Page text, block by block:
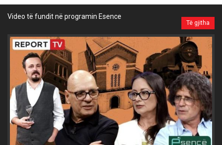
Video të fundit në programin Esence
Të gjitha